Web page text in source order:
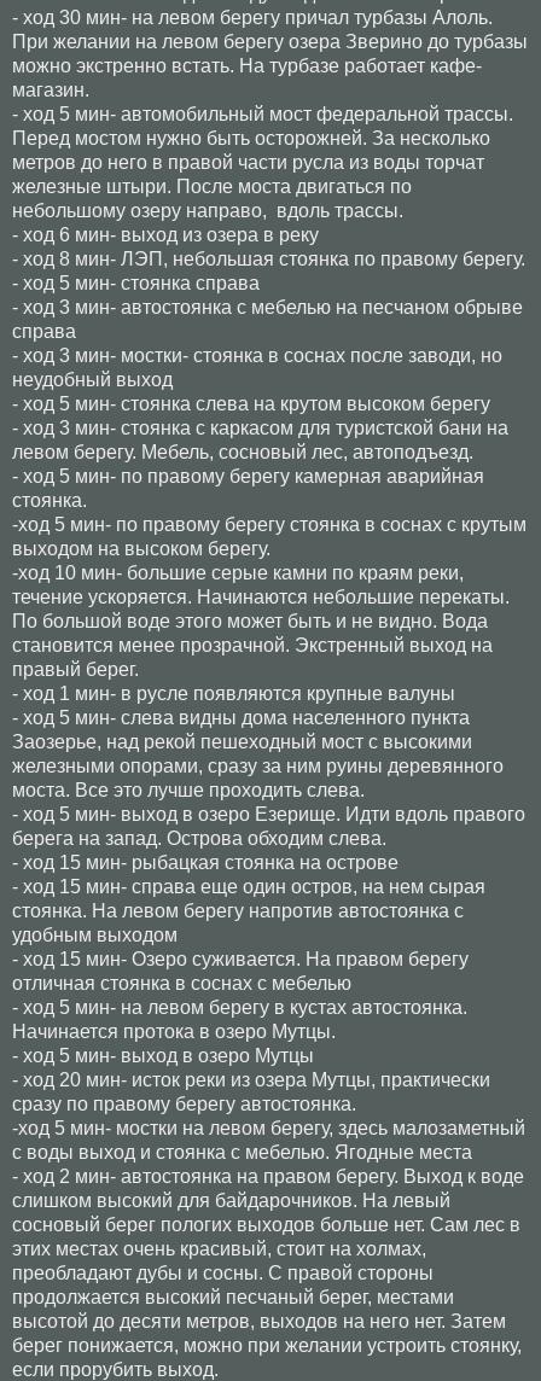
- ход 30 мин- на левом берегу причал турбазы Алоль.
При желании на левом берегу озера Зверино до турбазы
можно экстренно встать. На турбазе работает кафе-
магазин.
- ход 5 мин- автомобильный мост федеральной трассы.
Перед мостом нужно быть осторожней. За несколько
метров до него в правой части русла из воды торчат
железные штыри. После моста двигаться по
небольшому озеру направо, вдоль трассы.
- ход 6 мин- выход из озера в реку
- ход 8 мин- ЛЭП, небольшая стоянка по правому берегу.
- ход 5 мин- стоянка справа
- ход 3 мин- автостоянка с мебелью на песчаном обрыве
справа
- ход 3 мин- мостки- стоянка в соснах после заводи, но
неудобный выход
- ход 5 мин- стоянка слева на крутом высоком берегу
- ход 3 мин- стоянка с каркасом для туристской бани на
левом берегу. Мебель, сосновый лес, автоподъезд.
- ход 5 мин- по правому берегу камерная аварийная
стоянка.
-ход 5 мин- по правому берегу стоянка в соснах с крутым
выходом на высоком берегу.
-ход 10 мин- большие серые камни по краям реки,
течение ускоряется. Начинаются небольшие перекаты.
По большой воде этого может быть и не видно. Вода
становится менее прозрачной. Экстренный выход на
правый берег.
- ход 1 мин- в русле появляются крупные валуны
- ход 5 мин- слева видны дома населенного пункта
Заозерье, над рекой пешеходный мост с высокими
железными опорами, сразу за ним руины деревянного
моста. Все это лучше проходить слева.
- ход 5 мин- выход в озеро Езерище. Идти вдоль правого
берега на запад. Острова обходим слева.
- ход 15 мин- рыбацкая стоянка на острове
- ход 15 мин- справа еще один остров, на нем сырая
стоянка. На левом берегу напротив автостоянка с
удобным выходом
- ход 15 мин- Озеро суживается. На правом берегу
отличная стоянка в соснах с мебелью
- ход 5 мин- на левом берегу в кустах автостоянка.
Начинается протока в озеро Мутцы.
- ход 5 мин- выход в озеро Мутцы
- ход 20 мин- исток реки из озера Мутцы, практически
сразу по правому берегу автостоянка.
-ход 5 мин- мостки на левом берегу, здесь малозаметный
с воды выход и стоянка с мебелью. Ягодные места
- ход 2 мин- автостоянка на правом берегу. Выход к воде
слишком высокий для байдарочников. На левый
сосновый берег пологих выходов больше нет. Сам лес в
этих местах очень красивый, стоит на холмах,
преобладают дубы и сосны. С правой стороны
продолжается высокий песчаный берег, местами
высотой до десяти метров, выходов на него нет. Затем
берег понижается, можно при желании устроить стоянку,
если прорубить выход.